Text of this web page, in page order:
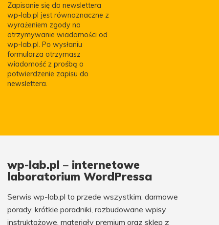
Zapisanie się do newslettera
wp-lab.pl jest równoznaczne z
wyrażeniem zgody na
otrzymywanie wiadomości od
wp-lab.pl. Po wysłaniu
formularza otrzymasz
wiadomość z prośbą o
potwierdzenie zapisu do
newslettera.
wp-lab.pl – internetowe
laboratorium WordPressa
Serwis wp-lab.pl to przede wszystkim: darmowe
porady, krótkie poradniki, rozbudowane wpisy
instruktażowe, materiały premium oraz sklep z